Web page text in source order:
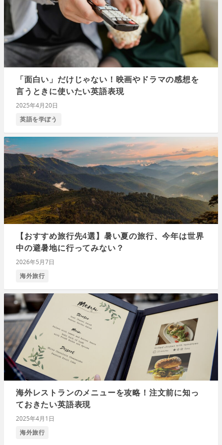
「面白い」だけじゃない！映画やドラマの感想を
言うときに使いたい英語表現
2025年4月20日
英語を学ぼう
【おすすめ旅行先4選】暑い夏の旅行、今年は世界
中の避暑地に行ってみない？
2026年5月7日
海外旅行
海外レストランのメニューを攻略！注文前に知っ
ておきたい英語表現
2025年4月1日
海外旅行